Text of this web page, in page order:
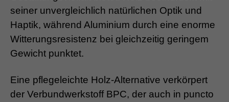
seiner unvergleichlich natürlichen Optik und
Haptik, während Aluminium durch eine enorme
Witterungsresistenz bei gleichzeitig geringem
Gewicht punktet.
Eine pflegeleichte Holz-Alternative verkörpert
der Verbundwerkstoff BPC, der auch in puncto